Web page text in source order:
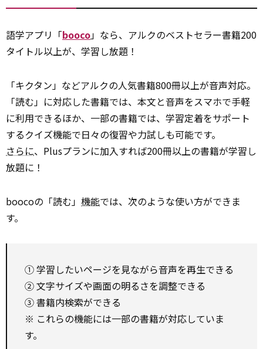
語学アプリ「booco」なら、アルクのベストセラー書籍200
タイトル以上が、学習し放題！
「キクタン」などアルクの人気書籍800冊以上が音声対応。
「読む」に対応した書籍では、本文と音声をスマホで手軽
に利用できるほか、一部の書籍では、学習定着をサポート
するクイズ機能で日々の復習や力試しも可能です。
さらに、Plusプランに加入すれば200冊以上の書籍が学習し
放題に！
boocoの「読む」 機能では、次のような使い方ができま
す。
① 学習したいページを見ながら音声を再生できる
② 文字サイズや画面の明るさを調整できる
③ 書籍内検索ができる
※ これらの機能には一部の書籍が対応していま
す。